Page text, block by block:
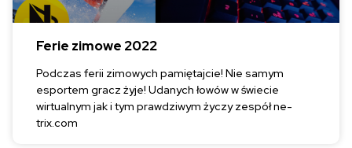
Ferie zimowe 2022
Podczas ferii zimowych pamiętajcie! Nie samym
esportem gracz żyje! Udanych łowów w świecie
wirtualnym jak i tym prawdziwym życzy zespół ne-
trix.com